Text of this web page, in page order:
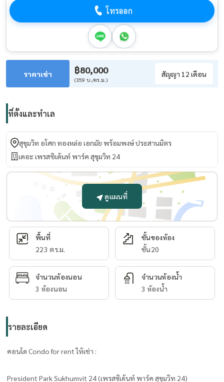
โทรออก
ราคาเช่า ฿80,000
(359 บ./ตร.ม.)
สัญญา 12 เดือน
ที่ตั้งและทำเล
สุขุมวิท อโศก ทองหล่อ เอกมัย พร้อมพงษ์ ประสานมิตร
เดอะ เพรสซิเด้นท์ พาร์ค สุขุมวิท 24
ดูแผนที่
พื้นที่
223 ตร.ม.
ชั้นของห้อง
ชั้น20
จำนวนห้องนอน
3 ห้องนอน
จำนวนห้องน้ำ
3 ห้องน้ำ
รายละเอียด
คอนโด Condo for rent ให้เช่า :
President Park Sukhumvit 24 (เพรสซิเด้นท์ พาร์ค สุขุมวิท 24)